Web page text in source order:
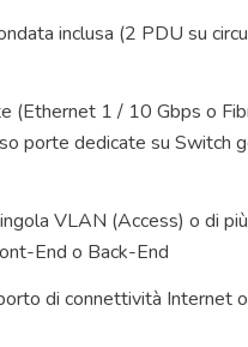
inclusa (2 PDU su
(Ethernet 1 / 10 Gbps o
porte dedicate su Switch
VLAN (Access) o di
End o Back-End
di connettività Internet